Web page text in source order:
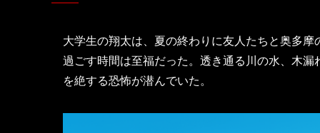
大学生の翔太は、夏の終わりに友人たちと奥多
過ごす時間は至福だった。透き通る川の水、木
を絶する恐怖が潜んでいた。